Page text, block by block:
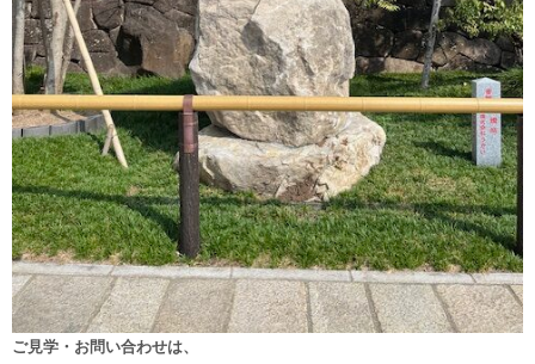
ご見学・お問い合わせは、